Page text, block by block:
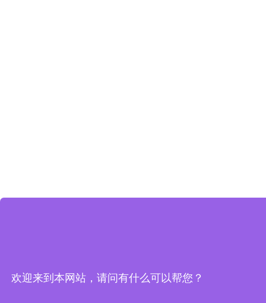
欢迎来到本网站，请问有什么可以帮您？